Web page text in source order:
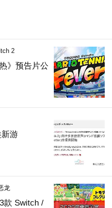
》预告片公
2
游
款 Switch /
龙